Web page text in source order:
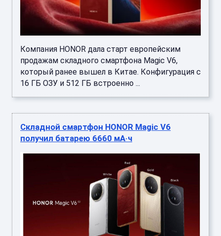
Компания HONOR дала старт европейским
продажам складного смартфона Magic V6,
который ранее вышел в Китае. Конфигурация с
16 ГБ ОЗУ и 512 ГБ встроенно ...
Складной смартфон HONOR Magic V6
получил батарею 6660 мА·ч